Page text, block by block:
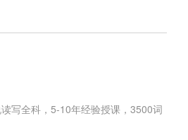
写全科，5-10年经验授课，3500词